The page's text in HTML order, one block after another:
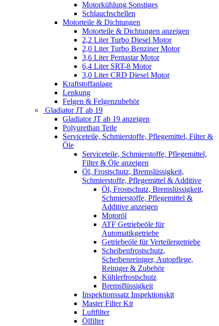
Motorkühlung Sonstiges
Schlauchschellen
Motorteile & Dichtungen
Motorteile & Dichtungen anzeigen
2,2 Liter Turbo Diesel Motor
2,0 Liter Turbo Benziner Motor
3,6 Liter Pentastar Motor
6,4 Liter SRT-8 Motor
3,0 Liter CRD Diesel Motor
Kraftstoffanlage
Lenkung
Felgen & Felgenzubehör
Gladiator JT ab 19
Gladiator JT ab 19 anzeigen
Polyurethan Teile
Serviceteile, Schmierstoffe, Pflegemittel, Filter &
Öle
Serviceteile, Schmierstoffe, Pflegemittel,
Filter & Öle anzeigen
Öl, Frostschutz, Bremslüssigkeit,
Schmierstoffe, Pflegemittel & Additive
Öl, Frostschutz, Bremslüssigkeit,
Schmierstoffe, Pflegemittel &
Additive anzeigen
Motoröl
ATF Getriebeöle für
Automatikgetriebe
Getriebeöle für Verteilergetriebe
Scheibenfrostschutz,
Scheibenreiniger, Autopflege,
Reiniger & Zubehör
Kühlerfrostschutz
Bremsflüssigkeit
Inspektionssatz Inspektionskit
Master Filter Kit
Luftfilter
Ölfilter